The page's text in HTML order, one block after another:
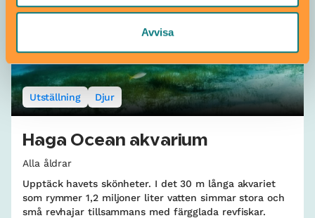
Avvisa
Utställning Djur
Haga Ocean akvarium
Alla åldrar
Upptäck havets skönheter. I det 30 m långa akvariet
som rymmer 1,2 miljoner liter vatten simmar stora och
små revhajar tillsammans med färgglada revfiskar.